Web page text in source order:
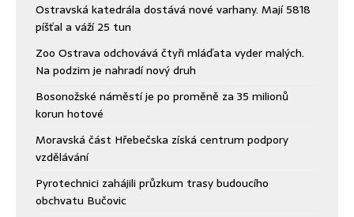
Ostravská katedrála dostává nové varhany. Mají 5818
píšťal a váží 25 tun
Zoo Ostrava odchovává čtyři mláďata vyder malých.
Na podzim je nahradí nový druh
Bosonožské náměstí je po proměně za 35 milionů
korun hotové
Moravská část Hřebečska získá centrum podpory
vzdělávání
Pyrotechnici zahájili průzkum trasy budoucího
obchvatu Bučovic